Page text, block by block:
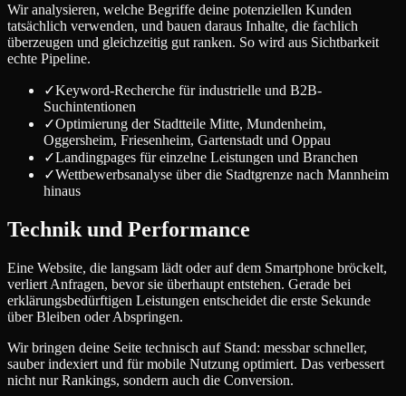
Wir analysieren, welche Begriffe deine potenziellen Kunden
tatsächlich verwenden, und bauen daraus Inhalte, die fachlich
überzeugen und gleichzeitig gut ranken. So wird aus Sichtbarkeit
echte Pipeline.
✓Keyword-Recherche für industrielle und B2B-
Suchintentionen
✓Optimierung der Stadtteile Mitte, Mundenheim,
Oggersheim, Friesenheim, Gartenstadt und Oppau
✓Landingpages für einzelne Leistungen und Branchen
✓Wettbewerbsanalyse über die Stadtgrenze nach Mannheim
hinaus
Technik und Performance
Eine Website, die langsam lädt oder auf dem Smartphone bröckelt,
verliert Anfragen, bevor sie überhaupt entstehen. Gerade bei
erklärungsbedürftigen Leistungen entscheidet die erste Sekunde
über Bleiben oder Abspringen.
Wir bringen deine Seite technisch auf Stand: messbar schneller,
sauber indexiert und für mobile Nutzung optimiert. Das verbessert
nicht nur Rankings, sondern auch die Conversion.